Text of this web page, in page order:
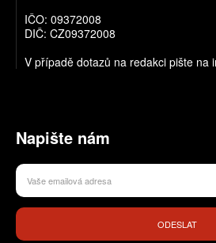
IČO: 09372008
DIČ: CZ09372008
V případě dotazů na redakci pište na
Napište nám
ODESLAT